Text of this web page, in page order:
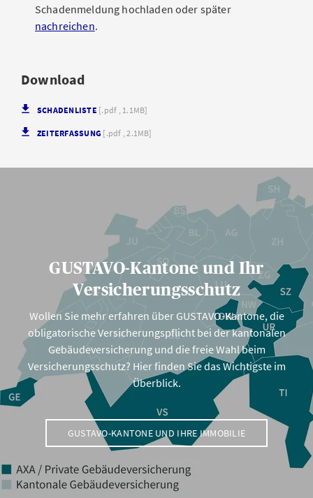
Schadenmeldung hochladen oder später
nachreichen.
Download
SCHADENLISTE [.pdf , 1.1MB]
ZEITERFASSUNG [.pdf , 2.1MB]
GUSTAVO-Kantone und Ihr
Versicherungsschutz
Wollen Sie mehr erfahren über GUSTAVO-Kantone, die
obligatorische Versicherungspflicht bei der kantonalen
Gebäudeversicherung und die freie Wahl beim
Versicherungsschutz? Hier finden Sie das Wichtigste im
Überblick.
GUSTAVO-KANTONE UND IHRE IMMOBILIE